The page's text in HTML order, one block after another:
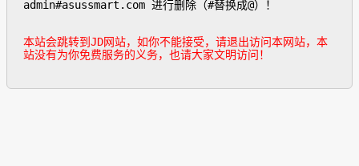
admin#asussmart.com 进行删除（#替换成@）！
本站会跳转到JD网站，如你不能接受，请退出访问本网站，本
站没有为你免费服务的义务，也请大家文明访问！